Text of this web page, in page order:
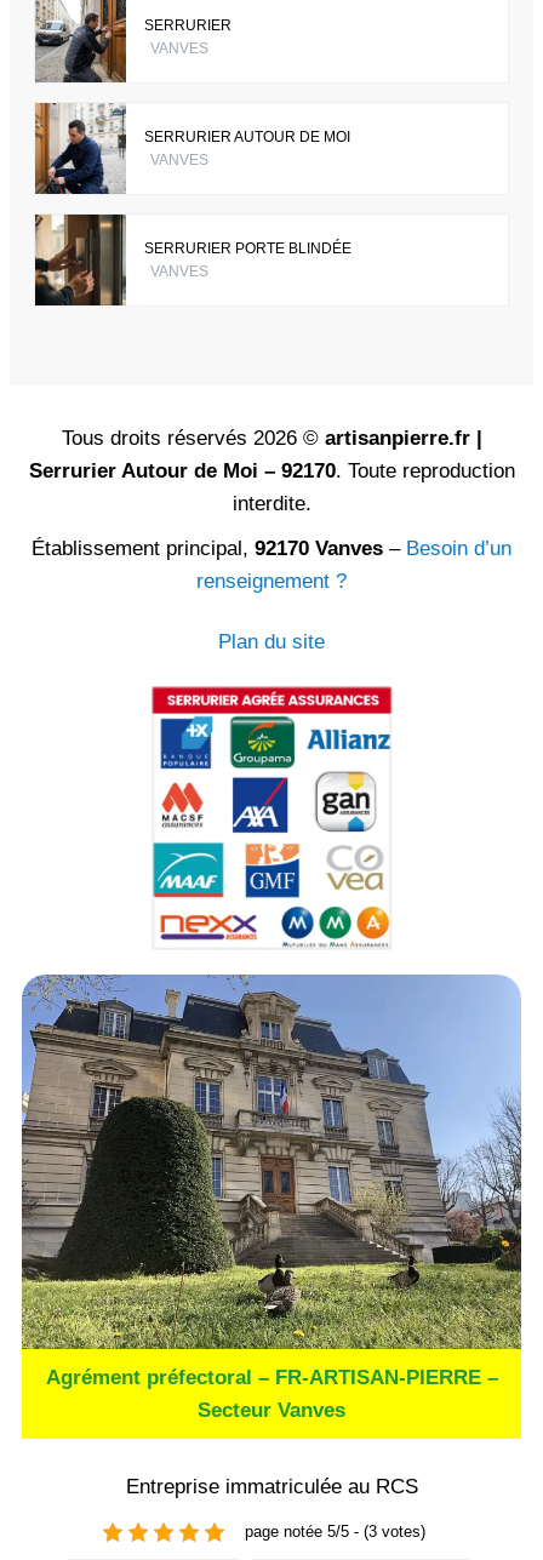
SERRURIER
VANVES
SERRURIER AUTOUR DE MOI
VANVES
SERRURIER PORTE BLINDÉE
VANVES
Tous droits réservés 2026 © artisanpierre.fr |
Serrurier Autour de Moi – 92170. Toute reproduction
interdite.
Établissement principal, 92170 Vanves – Besoin d’un
renseignement ?
Plan du site
Agrément préfectoral – FR-ARTISAN-PIERRE –
Secteur Vanves
Entreprise immatriculée au RCS
page notée 5/5 - (3 votes)